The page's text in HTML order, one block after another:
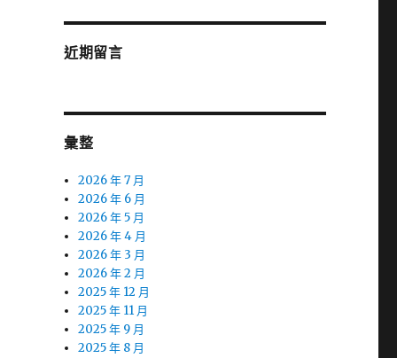
近期留言
彙整
2026 年 7 月
2026 年 6 月
2026 年 5 月
2026 年 4 月
2026 年 3 月
2026 年 2 月
2025 年 12 月
2025 年 11 月
2025 年 9 月
2025 年 8 月